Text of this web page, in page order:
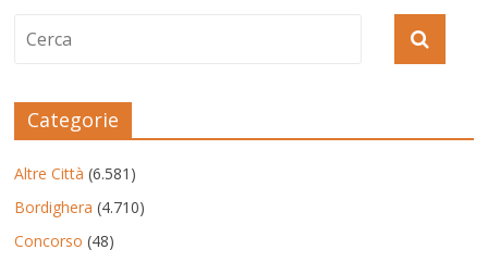
Categorie
Altre Città (6.581)
Bordighera (4.710)
Concorso (48)